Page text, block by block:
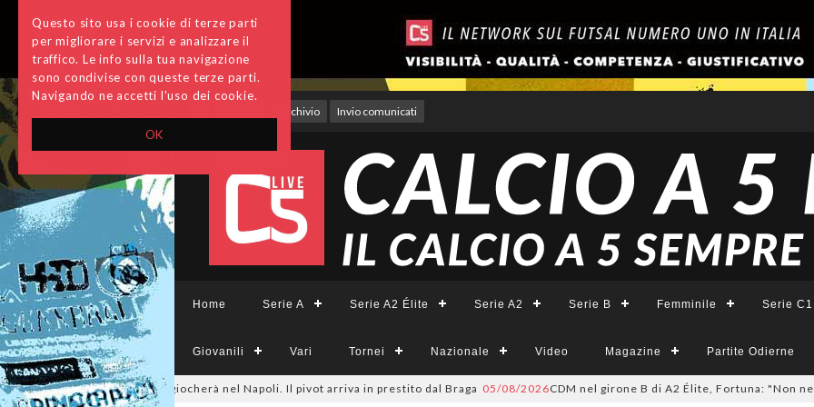
OK
Questo sito usa i cookie di terze parti
per migliorare i servizi e analizzare il
traffico. Le info sulla tua navigazione
sono condivise con queste terze parti.
Navigando ne accetti l'uso dei cookie.
Archivio Invio comunicati
Home Serie A Serie A2 Élite Serie A2 Serie B Femminile Serie C1
Giovanili Vari Tornei Nazionale Video Magazine Partite Odierne
Hugo Neves giocherà nel Napoli. Il pivot arriva in prestito dal Braga 05/08/2026CDM nel girone B di A2 Élite, Fortuna: "Non ne